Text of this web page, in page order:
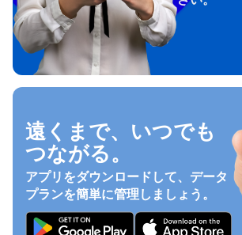
遠くまで、いつでも
つながる。
アプリをダウンロードして、データ
プランを簡単に管理しましょう。